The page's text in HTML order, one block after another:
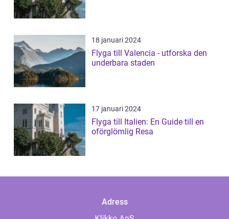
18 januari 2024
Flyga till Valencia - utforska den
underbara staden
17 januari 2024
Flyga till Italien: En Guide till en
oförglömlig Resa
Adress